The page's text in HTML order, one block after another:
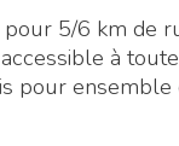
5/6 km de
à
pour ensemble